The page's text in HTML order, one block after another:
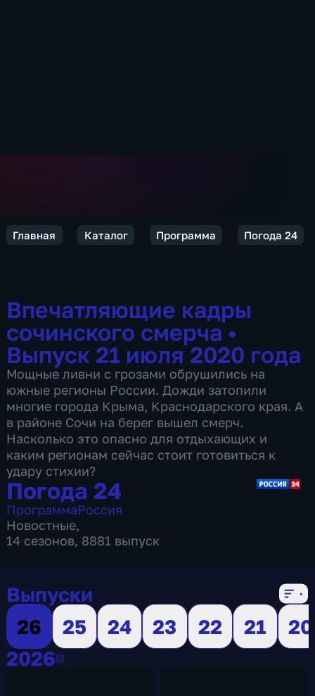
Главная Каталог Программа Погода 24
Впечатляющие кадры
сочинского смерча•
Выпуск 21 июля 2020 года
Мощные ливни с грозами обрушились на
южные регионы России. Дожди затопили
многие города Крыма, Краснодарского края. А
в районе Сочи на берег вышел смерч.
Насколько это опасно для отдыхающих и
каким регионам сейчас стоит готовиться к
удару стихии?
Погода 24
ПрограммаРоссия
Новостные,
14 сезонов, 8881 выпуск
Выпуски
26
25 24 23 22 21
20
20262026